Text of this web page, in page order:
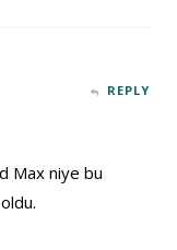
REPLY
Max niye bu